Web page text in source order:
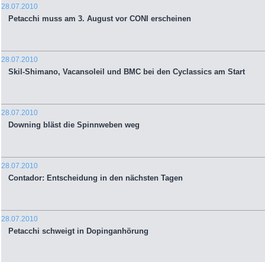
28.07.2010
Petacchi muss am 3. August vor CONI erscheinen
28.07.2010
Skil-Shimano, Vacansoleil und BMC bei den Cyclassics am Start
28.07.2010
Downing bläst die Spinnweben weg
28.07.2010
Contador: Entscheidung in den nächsten Tagen
28.07.2010
Petacchi schweigt in Dopinganhörung